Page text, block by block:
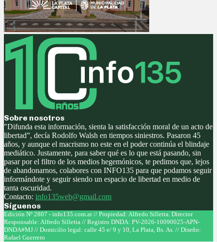
Sobre nosotros
"Difunda esta información, sienta la satisfacción moral de un acto de
libertad”, decía Rodolfo Walsh en tiempos siniestros. Pasaron 45
años, y aunque el macrismo no este en el poder continúa el blindaje
mediático. Justamente, para saber qué es lo que está pasando, sin
pasar por el filtro de los medios hegemónicos, te pedimos que, lejos
de abandonarnos, colabores con INFO135 para que podamos seguir
informándote y seguir siendo un espacio de libertad en medio de
tanta oscuridad.
Contacto: info135web@gmail.com
Síguenos
Facebook
Twitter
Instagram
Youtube
Edición Nº 2807 - info135.com.ar // Propiedad: Alfredo Silletta. Director
Responsable: Alfredo Silletta // Registro DNDA: PV-2026-10090025-APN-
DNDA#MJ // Domicilio legal: calle 45 e/ 9 y 10, La Plata, Bs. As. // Diseño:
Rafael Guerrero